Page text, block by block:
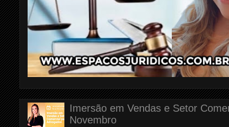
Imersão em Vendas e Setor
Novembro